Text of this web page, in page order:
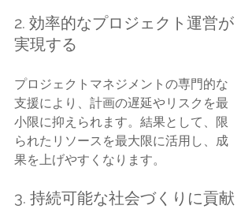
2. 効率的なプロジェクト運営が
実現する
プロジェクトマネジメントの専門的な
支援により、計画の遅延やリスクを最
小限に抑えられます。結果として、限
られたリソースを最大限に活用し、成
果を上げやすくなります。
3. 持続可能な社会づくりに貢献